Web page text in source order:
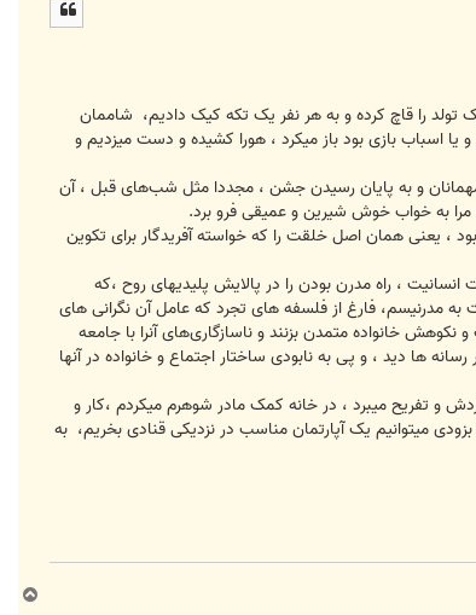
تولد را قاچ کرده و به هر نفر یک تکه کیک دادیم، شاممان
اسباب بازی بود باز میکرد ، هورا کشیده و دست میزدیم و
و به پایان رسیدن جشن ، مجددا مثل شب‌های قبل ، آن
به خواب خوش شیرین و عمیقی فرو برد.
، یعنی همان اصل خلقت را که خواسته آفریدگار برای تکوین
، راه مدرن بودن را در پالایش پلیدیهای روح ،که
به مدرنیسم، فارغ از فلسفه های تجرد که عامل آن نگرانی های
خانواده متمدن بزنند و ناسازگاری‌های آنرا با جامعه
ها دید ، و پی به نابودی ساختار اجتماع و خانواده در آنها
و تفریح میبرد ، در خانه کمک مادر شوهرم میکردم ،کار و
میتوانیم یک آپارتمان مناسب در نزدیکی قنادی بخریم، به